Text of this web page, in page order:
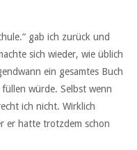
gab ich zurück und
sich wieder, wie üblich
ein gesamtes Buch
würde. Selbst wenn
ich nicht. Wirklich
er hatte trotzdem schon